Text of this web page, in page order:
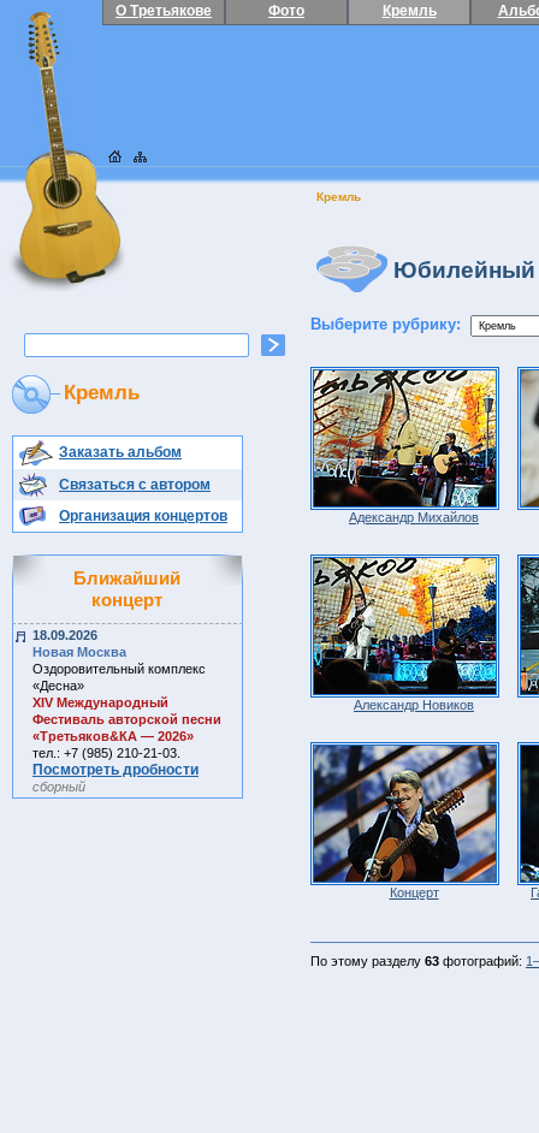
О Третьякове Фото Кремль
Кремль
Юбилейный
Кремль
Заказать альбом
Связаться с автором
Организация концертов
Ближайший
концерт
18.09.2026
Новая Москва
Оздоровительный комплекс
«Десна»
ХIV Международный
Фестиваль авторской песни
«Третьяков&КА — 2026»
тел.: +7 (985) 210-21-03.
Посмотреть дробности
сборный
Выберите рубрику:
Адександр Михайлов
Александр Новиков
Концерт
По этому разделу 63 фотографий: